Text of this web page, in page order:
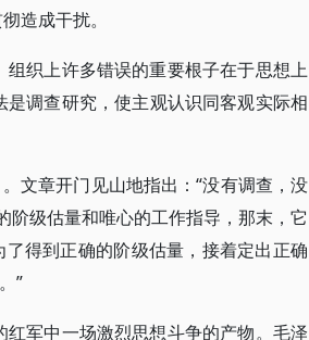
造成干扰。
织上许多错误的重要根子在于思想上
调查研究，使主观认识同客观实际相
文章开门见山地指出：“没有调查，没
阶级估量和唯心的工作指导，那末，它
得到正确的阶级估量，接着定出正确
”
军中一场激烈思想斗争的产物。毛泽